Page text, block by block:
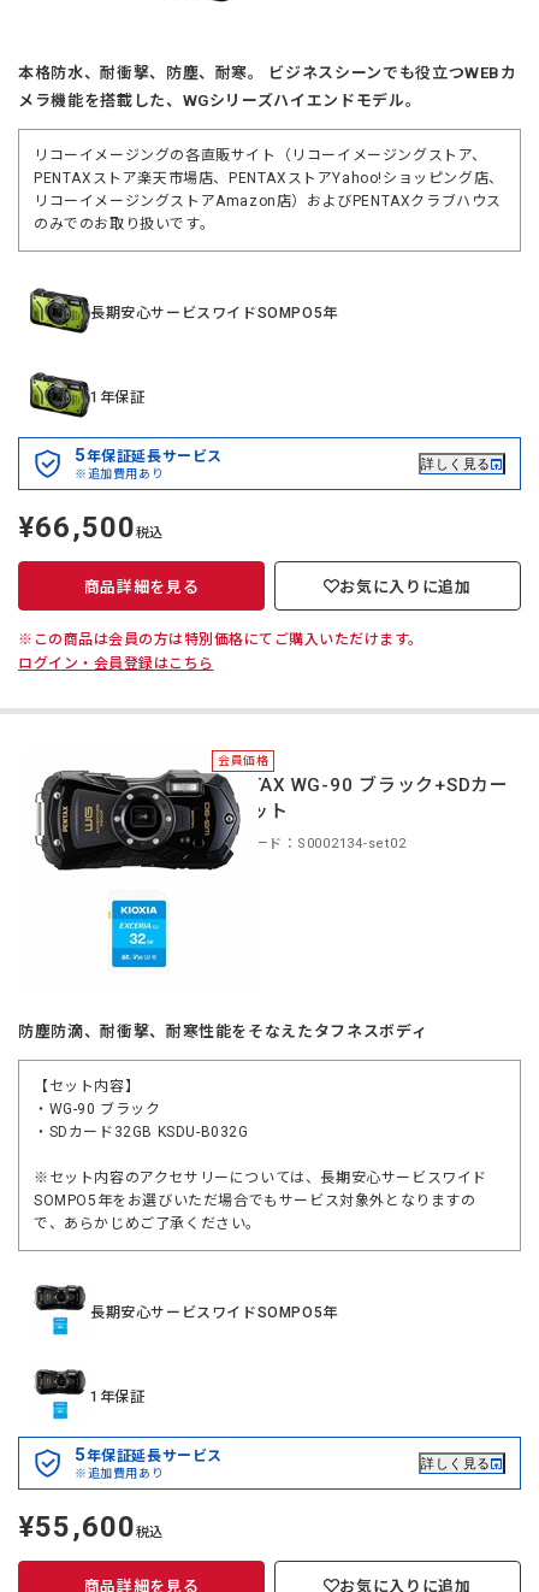
本格防水、耐衝撃、防塵、耐寒。 ビジネスシーンでも役立つWEBカ
メラ機能を搭載した、WGシリーズハイエンドモデル。
リコーイメージングの各直販サイト（リコーイメージングストア、
PENTAXストア楽天市場店、PENTAXストアYahoo!ショッピング店、
リコーイメージングストアAmazon店）およびPENTAXクラブハウス
のみでのお取り扱いです。
長期安心サービスワイドSOMPO5年
1年保証
5年保証延長サービス
※追加費用あり
詳しく見る
定
価
¥66,500税込
商品詳細を見る お気に入りに追加
※この商品は会員の方は特別価格にてご購入いただけます。
ログイン・会員登録はこちら
会員価格
PENTAX WG-90 ブラック+SDカー
ドセット
商品コード：S0002134-set02
防塵防滴、耐衝撃、耐寒性能をそなえたタフネスボディ
【セット内容】
・WG-90 ブラック
・SDカード32GB KSDU-B032G
※セット内容のアクセサリーについては、長期安心サービスワイド
SOMPO5年をお選びいただ場合でもサービス対象外となりますの
で、あらかじめご了承ください。
長期安心サービスワイドSOMPO5年
1年保証
5年保証延長サービス
※追加費用あり
詳しく見る
定
価
¥55,600税込
商品詳細を見る お気に入りに追加